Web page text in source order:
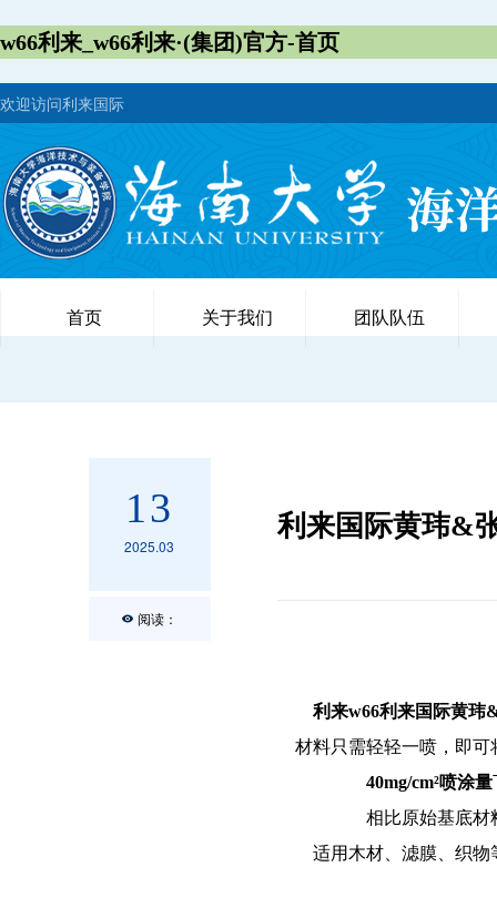
w66利来_w66利来·(集团)官方-首页
欢迎访问利来国际
首页 关于我们 团队队伍
13
2025.03
阅读：
利来国际黄玮&
利来w66利来国际黄玮
材料只需轻轻一喷，即可
40mg/cm²喷涂量
相比原始基底材
适用木材、滤膜、织物